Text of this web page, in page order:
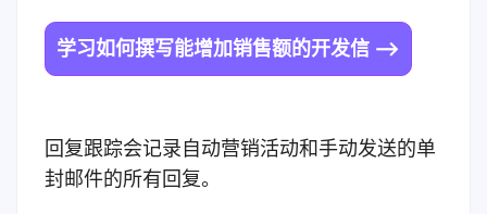
学习如何撰写能增加销售额的开发信 –>
回复跟踪会记录自动营销活动和手动发送的单
封邮件的所有回复。